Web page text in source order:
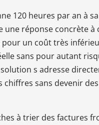
120 heures par an à
réponse concrète à
un coût très
sans pour autant
s adresse
sans devenir
à trier des factures